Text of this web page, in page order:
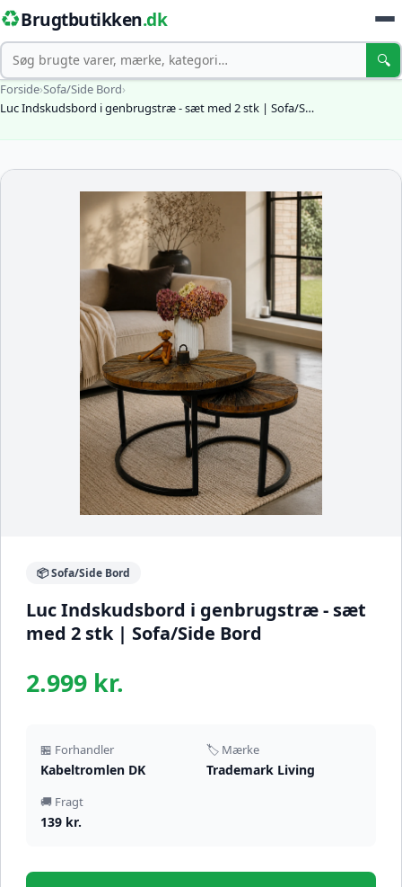
♻️Brugtbutikken.dk
Søg 🔍
Forside›Sofa/Side Bord›
Luc Indskudsbord i genbrugstræ - sæt med 2 stk | Sofa/S…
📦 Sofa/Side Bord
Luc Indskudsbord i genbrugstræ - sæt
med 2 stk | Sofa/Side Bord
2.999 kr.
🏪 Forhandler
Kabeltromlen DK
🏷️ Mærke
Trademark Living
🚚 Fragt
139 kr.